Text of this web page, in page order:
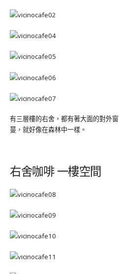
有三層樓的右舍，都有著大面的對外
蔓，就好像在森林中一樣。
右舍咖啡 一樓空間